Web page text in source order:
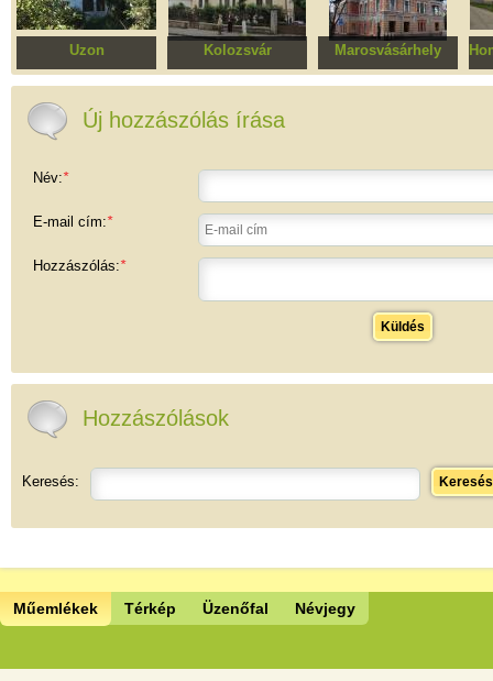
Uzon
Egykori
lakóház
Kolozsvár
Serbán-ház
Marosvásárhely
Közegészségügyi
Új hozzászólás írása
Név:*
E-mail cím:*
Hozzászólás:*
Küldés
Hozzászólások
Keresés: Keresés
Műemlékek Térkép Üzenőfal Névjegy